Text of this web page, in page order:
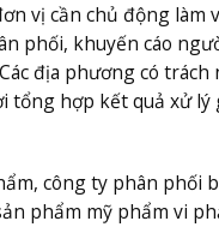
vị cần chủ động làm
phối, khuyến cáo
địa phương có
tổng hợp kết quả xử lý
công ty phân phối
phẩm mỹ phẩm vi